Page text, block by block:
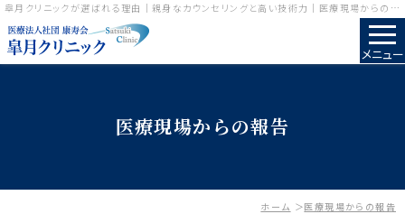
皐月クリニックが選ばれる理由｜親身なカウンセリングと高い技術力｜医療現場からの報告｜包茎手術のことなら皐月クリニック
メニュー
医療現場からの報告
ホーム
医療現場からの報告